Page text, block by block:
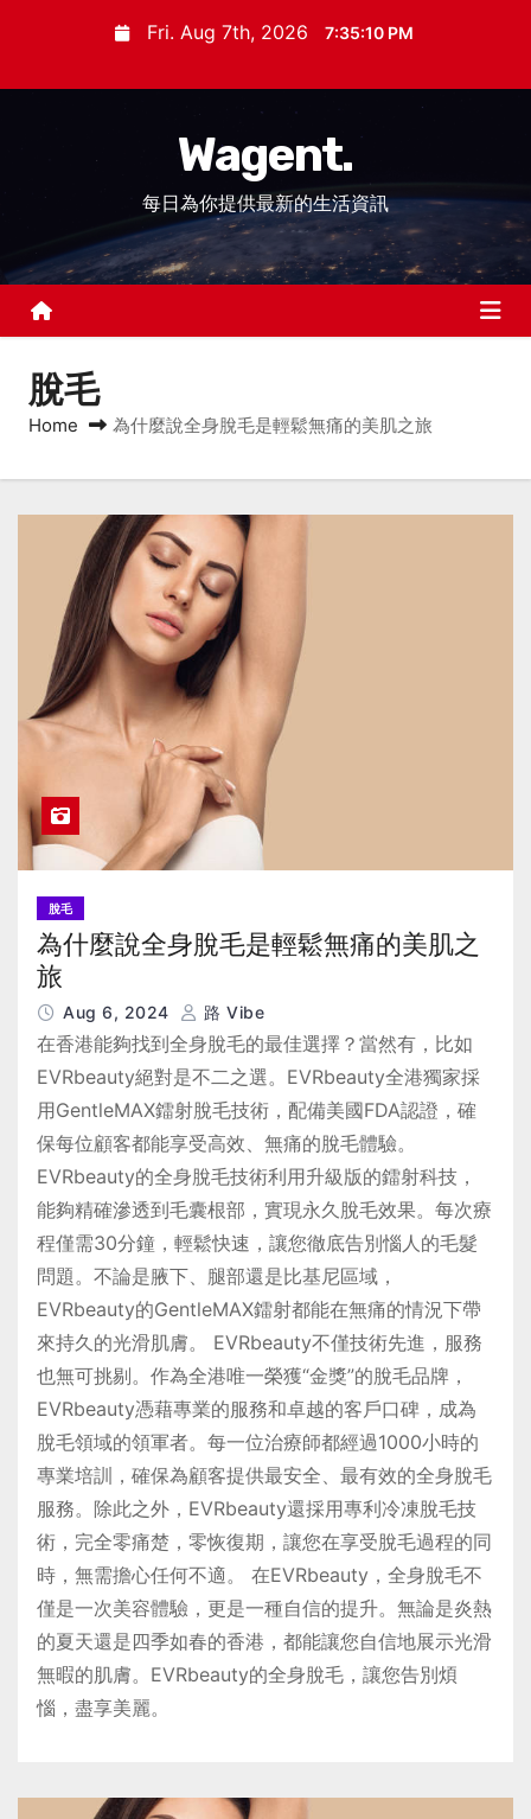
n
Fri. Aug 7th, 2026 7:35:11 PM
Wagent.
每日為你提供最新的生活資訊
脫毛
Home 為什麼說全身脫毛是輕鬆無痛的美肌之旅
脫毛
為什麼說全身脫毛是輕鬆無痛的美肌之
旅
Aug 6, 2024 路 Vibe
在香港能夠找到全身脫毛的最佳選擇？當然有，比如
EVRbeauty絕對是不二之選。EVRbeauty全港獨家採
用GentleMAX鐳射脫毛技術，配備美國FDA認證，確
保每位顧客都能享受高效、無痛的脫毛體驗。
EVRbeauty的全身脫毛技術利用升級版的鐳射科技，
能夠精確滲透到毛囊根部，實現永久脫毛效果。每次療
程僅需30分鐘，輕鬆快速，讓您徹底告別惱人的毛髮
問題。不論是腋下、腿部還是比基尼區域，
EVRbeauty的GentleMAX鐳射都能在無痛的情況下帶
來持久的光滑肌膚。 EVRbeauty不僅技術先進，服務
也無可挑剔。作為全港唯一榮獲“金獎”的脫毛品牌，
EVRbeauty憑藉專業的服務和卓越的客戶口碑，成為
脫毛領域的領軍者。每一位治療師都經過1000小時的
專業培訓，確保為顧客提供最安全、最有效的全身脫毛
服務。除此之外，EVRbeauty還採用專利冷凍脫毛技
術，完全零痛楚，零恢復期，讓您在享受脫毛過程的同
時，無需擔心任何不適。 在EVRbeauty，全身脫毛不
僅是一次美容體驗，更是一種自信的提升。無論是炎熱
的夏天還是四季如春的香港，都能讓您自信地展示光滑
無暇的肌膚。EVRbeauty的全身脫毛，讓您告別煩
惱，盡享美麗。